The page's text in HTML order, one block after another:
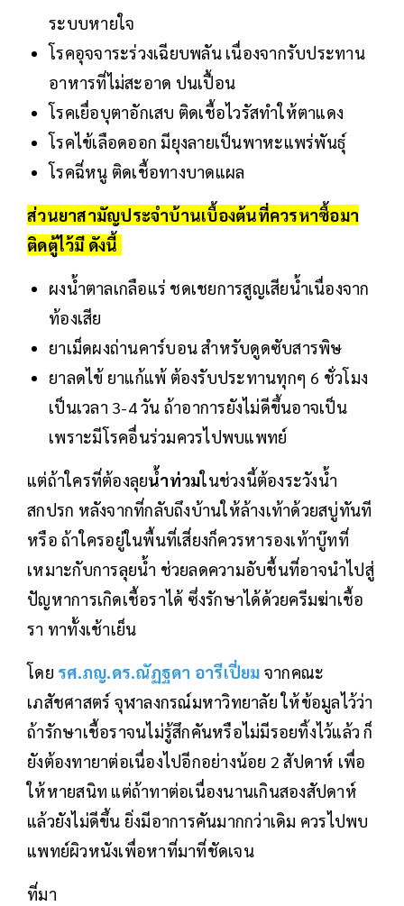
ระบบหายใจ
โรคอุจจาระร่วงเฉียบพลัน เนื่องจากรับประทาน
อาหารที่ไม่สะอาด ปนเปื้อน
โรคเยื่อบุตาอักเสบ ติดเชื้อไวรัสทำให้ตาแดง
โรคไข้เลือดออก มียุงลายเป็นพาหะแพร่พันธุ์
โรคฉี่หนู ติดเชื้อทางบาดแผล
ส่วนยาสามัญประจำบ้านเบื้องต้นที่ควรหาซื้อมา
ติดตู้ไว้มี ดังนี้
ผงน้ำตาลเกลือแร่ ชดเชยการสูญเสียน้ำเนื่องจาก
ท้องเสีย
ยาเม็ดผงถ่านคาร์บอน สำหรับดูดซับสารพิษ
ยาลดไข้ ยาแก้แพ้ ต้องรับประทานทุกๆ 6 ชั่วโมง
เป็นเวลา 3-4 วัน ถ้าอาการยังไม่ดีขึ้นอาจเป็น
เพราะมีโรคอื่นร่วมควรไปพบแพทย์
แต่ถ้าใครที่ต้องลุยน้ำท่วมในช่วงนี้ต้องระวังน้ำ
สกปรก หลังจากที่กลับถึงบ้านให้ล้างเท้าด้วยสบู่ทันที
หรือ ถ้าใครอยู่ในพื้นที่เสี่ยงก็ควรหารองเท้าบู๊ทที่
เหมาะกับการลุยน้ำ ช่วยลดความอับชื้นที่อาจนำไปสู่
ปัญหาการเกิดเชื้อราได้ ซึ่งรักษาได้ด้วยครีมฆ่าเชื้อ
รา ทาทั้งเช้าเย็น
โดย รศ.ภญ.ดร.ณัฏฐดา อารีเปี่ยม จากคณะ
เภสัชศาสตร์ จุฬาลงกรณ์มหาวิทยาลัย ให้ข้อมูลไว้ว่า
ถ้ารักษาเชื้อราจนไม่รู้สึกคันหรือไม่มีรอยทิ้งไว้แล้ว ก็
ยังต้องทายาต่อเนื่องไปอีกอย่างน้อย 2 สัปดาห์ เพื่อ
ให้หายสนิท แต่ถ้าทาต่อเนื่องนานเกินสองสัปดาห์
แล้วยังไม่ดีขึ้น ยิ่งมีอาการคันมากกว่าเดิม ควรไปพบ
แพทย์ผิวหนังเพื่อหาที่มาที่ชัดเจน
ที่มา